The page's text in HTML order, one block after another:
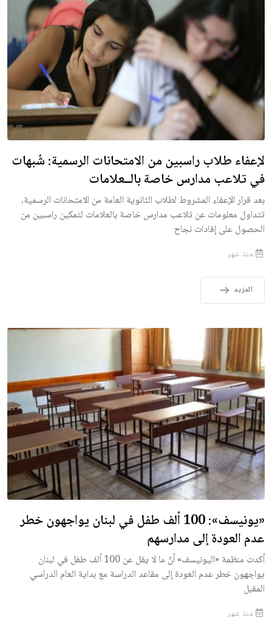
لإعفاء طلاب راسبين من الامتحانات الرسمية: شُبهات
في تلاعب مدارس خاصة بالــعلامات
بعد قرار الإعفاء المشروط لطلاب الثانوية العامة من الامتحانات الرسمية،
تتداول معلومات عن تلاعب مدارس خاصة بالعلامات لتمكين راسبين من
الحصول على إفادات نجاح
منذ شهر
المزيد
«يونيسف»: 100 ألف طفل في لبنان يواجهون خطر
عدم العودة إلى مدارسهم
أكدت منظمة «اليونيسف» أنّ ما لا يقل عن 100 ألف طفل في لبنان
يواجهون خطر عدم العودة إلى مقاعد الدراسة مع بداية العام الدراسي
المقبل
منذ شهر